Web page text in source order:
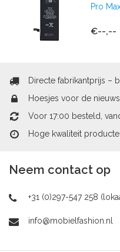
Pro
€--,--
Directe fabrikantprijs –
Hoesjes voor de
Voor 17:00 besteld,
Hoge kwaliteit
Neem contact op
+31 (0)297-547 258
info@mobielfashion.nl